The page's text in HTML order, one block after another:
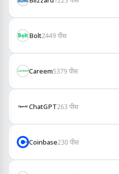
Bolt2449पीस
Careem5379पीस
ChatGPT263पीस
Coinbase230पीस